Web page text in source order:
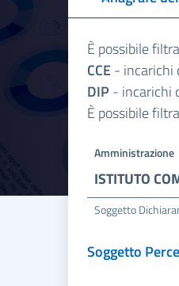
È possibile
CCE- incarichi
DIP - incarichi
È possibile
Amministrazione
Soggetto
Soggetto